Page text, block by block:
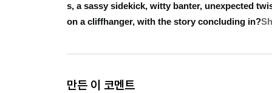
s, a sassy sidekick, witty banter, unexpected
on a cliffhanger, with the story concluding in?
만든 이 코멘트